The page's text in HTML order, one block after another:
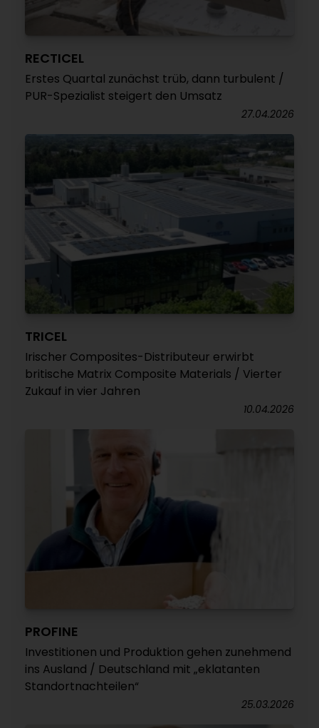
RECTICEL
Erstes Quartal zunächst trüb, dann turbulent /
PUR-Spezialist steigert den Umsatz
27.04.2026
TRICEL
Irischer Composites-Distributeur erwirbt
britische Matrix Composite Materials / Vierter
Zukauf in vier Jahren
10.04.2026
PROFINE
Investitionen und Produktion gehen zunehmend
ins Ausland / Deutschland mit „eklatanten
Standortnachteilen“
25.03.2026